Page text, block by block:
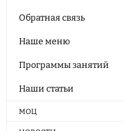
Обратная связь
Наше меню
Программы занятий
Наши статьи
МОЦ